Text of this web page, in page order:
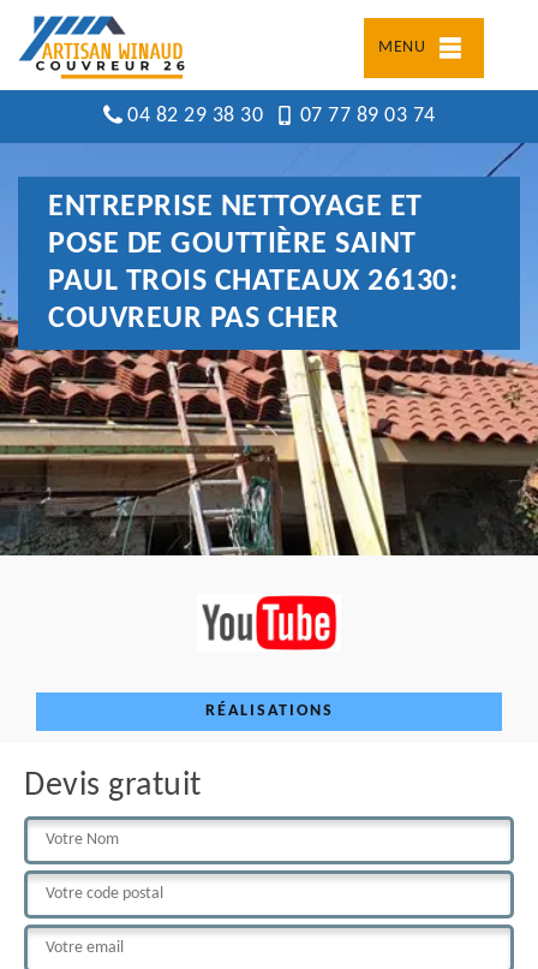
MENU
04 82 29 38 30 07 77 89 03 74
ENTREPRISE NETTOYAGE ET
POSE DE GOUTTIÈRE SAINT
PAUL TROIS CHATEAUX 26130:
COUVREUR PAS CHER
RÉALISATIONS
Devis gratuit